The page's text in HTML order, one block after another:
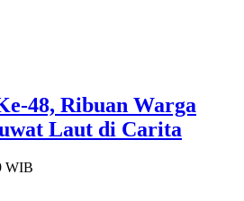
48, Ribuan Warga
Laut di Carita
WIB